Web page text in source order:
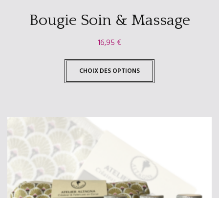
Bougie Soin & Massage
16,95€
CHOIX DES OPTIONS